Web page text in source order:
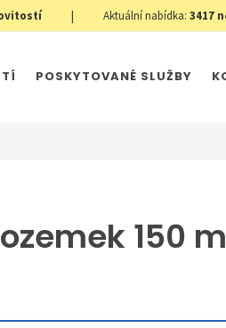
| Aktuální nabídka: 3417
POSKYTOVANÉ SLUŽBY
150